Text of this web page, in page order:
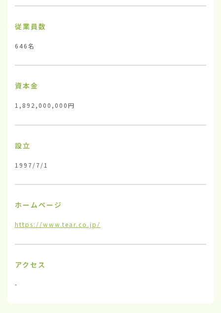
従業員数
646名
資本金
1,892,000,000円
設立
1997/7/1
ホームページ
https://www.tear.co.jp/
アクセス
-